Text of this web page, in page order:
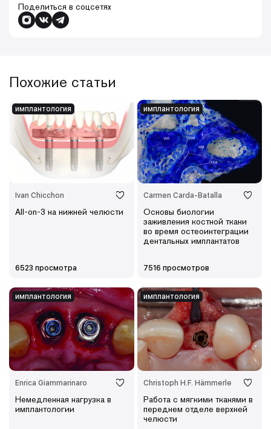
Поделиться в соцсетях
Похожие статьи
имплантология
Ivan Chicchon
All-on-3 на нижней челюсти
6523 просмотра
имплантология
Carmen Carda-Batalla
Основы биологии
заживления костной ткани
во время остеоинтеграции
дентальных имплантатов
7516 просмотров
имплантология
Enrica Giammarinaro
Немедленная нагрузка в
имплантологии
имплантология
Christoph H.F. Hämmerle
Работа с мягкими тканями в
переднем отделе верхней
челюсти